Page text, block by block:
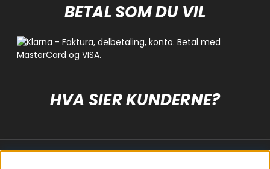
BETAL SOM DU VIL
HVA SIER KUNDERNE?